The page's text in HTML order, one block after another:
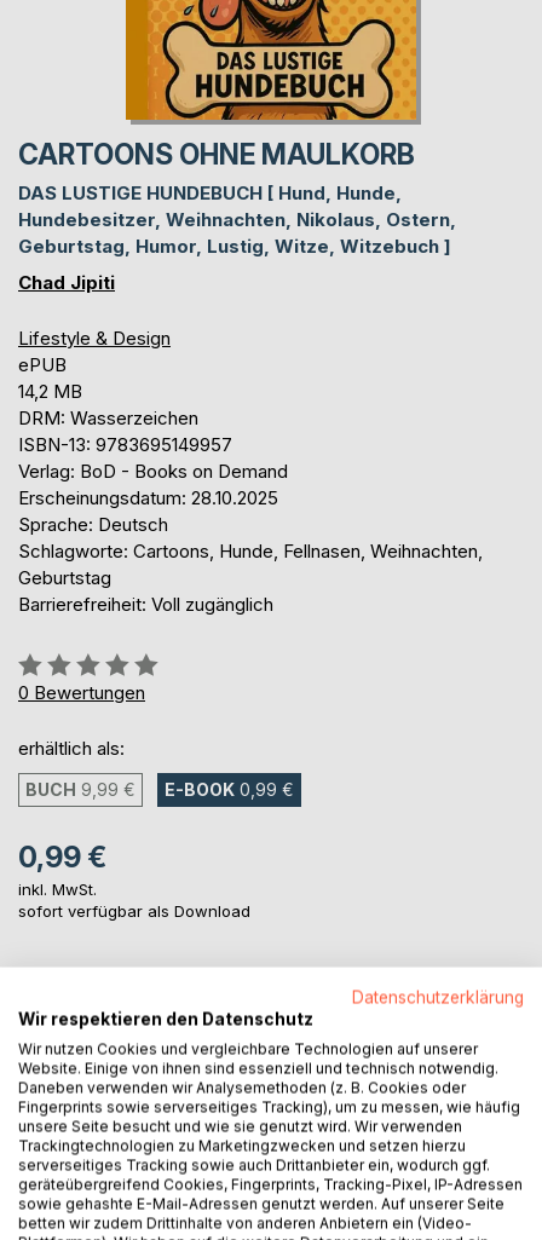
CARTOONS OHNE MAULKORB
DAS LUSTIGE HUNDEBUCH [ Hund, Hunde,
Hundebesitzer, Weihnachten, Nikolaus, Ostern,
Geburtstag, Humor, Lustig, Witze, Witzebuch ]
Chad Jipiti
Lifestyle & Design
ePUB
14,2 MB
DRM: Wasserzeichen
ISBN-13: 9783695149957
Verlag: BoD - Books on Demand
Erscheinungsdatum: 28.10.2025
Sprache: Deutsch
Schlagworte: Cartoons, Hunde, Fellnasen, Weihnachten,
Geburtstag
Barrierefreiheit: Voll zugänglich
Bewertung::
0%
0 Bewertungen
erhältlich als:
BUCH 9,99 € E-BOOK 0,99 €
0,99 €
inkl. MwSt.
sofort verfügbar als Download
Auf die Merkliste
Titel bewerten
Datenschutzerklärung
Wir respektieren den Datenschutz
Wir nutzen Cookies und vergleichbare Technologien auf unserer
Website. Einige von ihnen sind essenziell und technisch notwendig.
Daneben verwenden wir Analysemethoden (z. B. Cookies oder
Fingerprints sowie serverseitiges Tracking), um zu messen, wie häufig
unsere Seite besucht und wie sie genutzt wird. Wir verwenden
Trackingtechnologien zu Marketingzwecken und setzen hierzu
serverseitiges Tracking sowie auch Drittanbieter ein, wodurch ggf.
geräteübergreifend Cookies, Fingerprints, Tracking-Pixel, IP-Adressen
sowie gehashte E-Mail-Adressen genutzt werden. Auf unserer Seite
betten wir zudem Drittinhalte von anderen Anbietern ein (Video-